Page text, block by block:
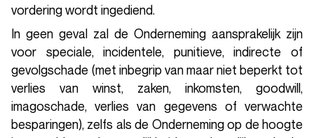
vordering wordt ingediend.
In geen geval zal de Onderneming aansprakelijk zijn
voor speciale, incidentele, punitieve, indirecte of
gevolgschade (met inbegrip van maar niet beperkt tot
verlies van winst, zaken, inkomsten, goodwill,
imagoschade, verlies van gegevens of verwachte
besparingen), zelfs als de Onderneming op de hoogte